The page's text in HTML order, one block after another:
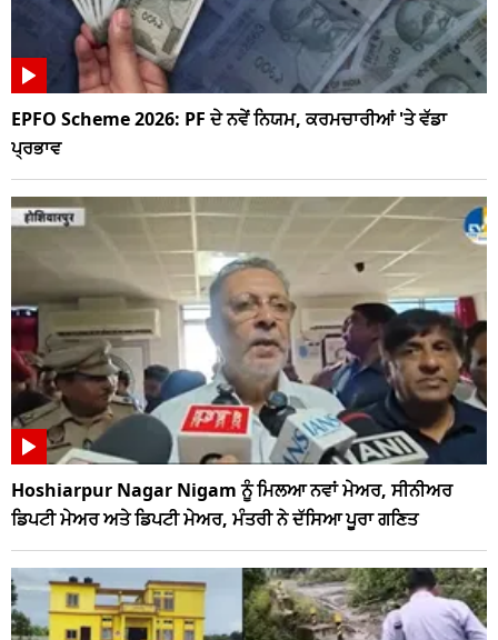
EPFO Scheme 2026: PF ਦੇ ਨਵੇਂ ਨਿਯਮ, ਕਰਮਚਾਰੀਆਂ 'ਤੇ ਵੱਡਾ
ਪ੍ਰਭਾਵ
Hoshiarpur Nagar Nigam ਨੂੰ ਮਿਲਆ ਨਵਾਂ ਮੇਅਰ, ਸੀਨੀਅਰ
ਡਿਪਟੀ ਮੇਅਰ ਅਤੇ ਡਿਪਟੀ ਮੇਅਰ, ਮੰਤਰੀ ਨੇ ਦੱਸਿਆ ਪੂਰਾ ਗਣਿਤ